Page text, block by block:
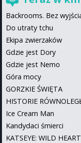
Backrooms. Bez
Do utraty tchu
Ekipa zwierzaków
Gdzie jest Dory
Gdzie jest Nemo
Góra mocy
GORZKIE ŚWIĘTA
HISTORIE
Ice Cream Man
Kandydaci śmierci
KATSEYE: WILD